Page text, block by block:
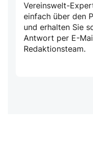
Vereinswelt-
einfach über den
und erhalten Sie
Antwort per E-
Redaktionsteam.